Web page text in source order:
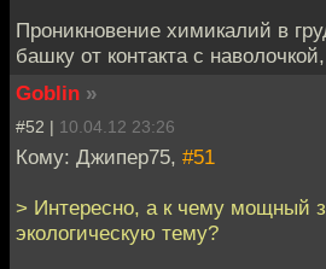
Проникновение химикалий в
башку от контакта с
Goblin »
#52 | 10.04.12 23:26
Кому: Джипер75, #51
> Интересно, а к чему мощный
экологическую тему?